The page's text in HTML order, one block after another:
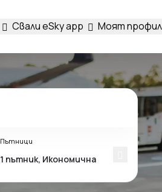
Свали eSky app Моят профил
Пътници